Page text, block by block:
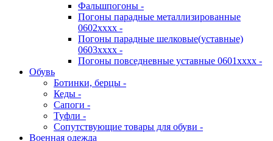
Фальшпогоны -
Погоны парадные металлизированные
0602хххх -
Погоны парадные шелковые(уставные)
0603хххх -
Погоны повседневные уставные 0601хххх -
Обувь
Ботинки, берцы -
Кеды -
Сапоги -
Туфли -
Сопутствующие товары для обуви -
Военная одежда